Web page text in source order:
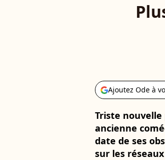
Ajoutez Ode à
Triste nouvelle
ancienne
date de ses
sur les